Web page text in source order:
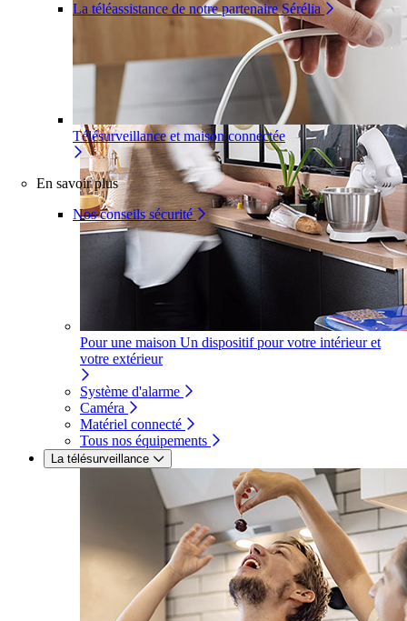
Télésurveillance et maison connectée
En savoir plus
Nos conseils sécurité
La téléassistance de notre partenaire Sérélia
Pour une maison Un dispositif pour votre intérieur et
votre extérieur
Système d'alarme
Caméra
Matériel connecté
Tous nos équipements
La télésurveillance